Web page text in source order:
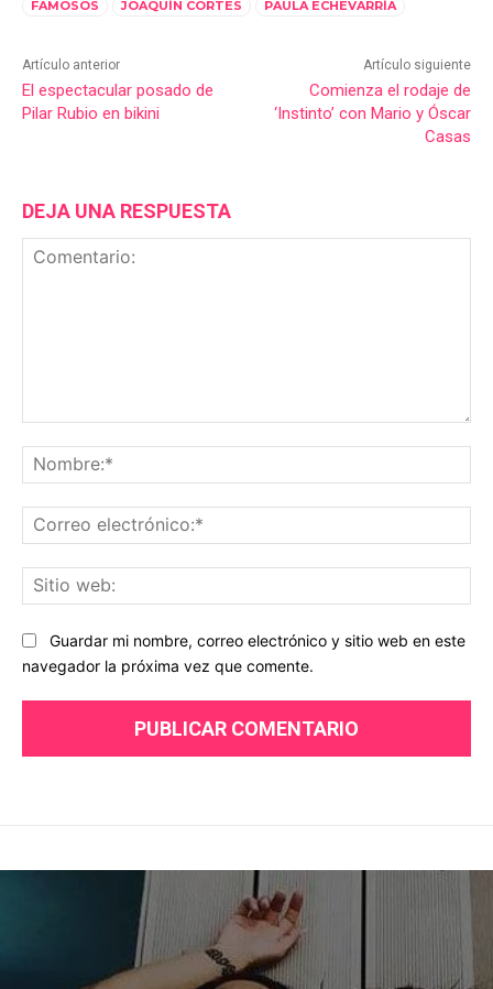
FAMOSOS JOAQUÍN CORTES PAULA ECHEVARRÍA
Artículo anterior
El espectacular posado de
Pilar Rubio en bikini
Artículo siguiente
Comienza el rodaje de
‘Instinto’ con Mario y Óscar
Casas
DEJA UNA RESPUESTA
Guardar mi nombre, correo electrónico y sitio web en este
navegador la próxima vez que comente.